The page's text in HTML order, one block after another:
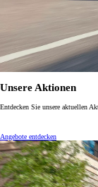
Unsere Aktionen
Entdecken Sie unsere aktuellen
Angebote entdecken